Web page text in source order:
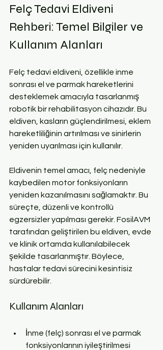
Felç Tedavi Eldiveni
Rehberi: Temel Bilgiler ve
Kullanım Alanları
Felç tedavi eldiveni, özellikle inme
sonrası el ve parmak hareketlerini
desteklemek amacıyla tasarlanmış
robotik bir rehabilitasyon cihazıdır. Bu
eldiven, kasların güçlendirilmesi, eklem
hareketliliğinin artırılması ve sinirlerin
yeniden uyarılması için kullanılır.
Eldivenin temel amacı, felç nedeniyle
kaybedilen motor fonksiyonların
yeniden kazanılmasını sağlamaktır. Bu
süreçte, düzenli ve kontrollü
egzersizler yapılması gerekir. FosilAVM
tarafından geliştirilen bu eldiven, evde
ve klinik ortamda kullanılabilecek
şekilde tasarlanmıştır. Böylece,
hastalar tedavi sürecini kesintisiz
sürdürebilir.
Kullanım Alanları
İnme (felç) sonrası el ve parmak
fonksiyonlarının iyileştirilmesi